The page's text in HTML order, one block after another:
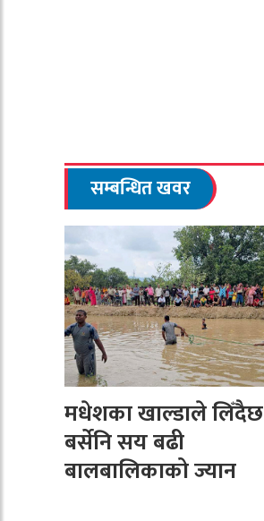
सम्बन्धित खवर
मधेशका खाल्डाले लिँदैछ
बर्सेनि सय बढी
बालबालिकाको ज्यान